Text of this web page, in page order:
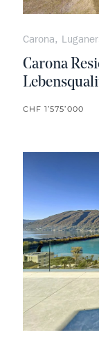
Carona,
Carona
CHF 1’575’000